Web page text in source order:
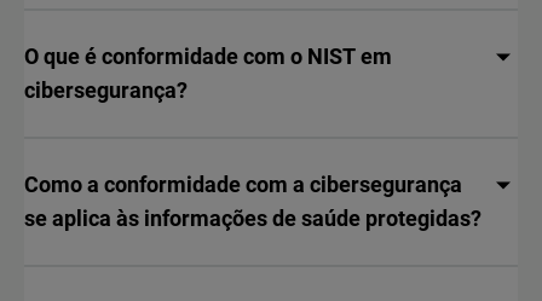
O que é conformidade com o NIST em
cibersegurança?
Como a conformidade com a cibersegurança
se aplica às informações de saúde protegidas?